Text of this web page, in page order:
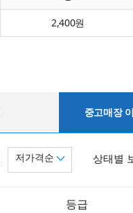
2,400원
중고매장
상태별
저가격순
등급